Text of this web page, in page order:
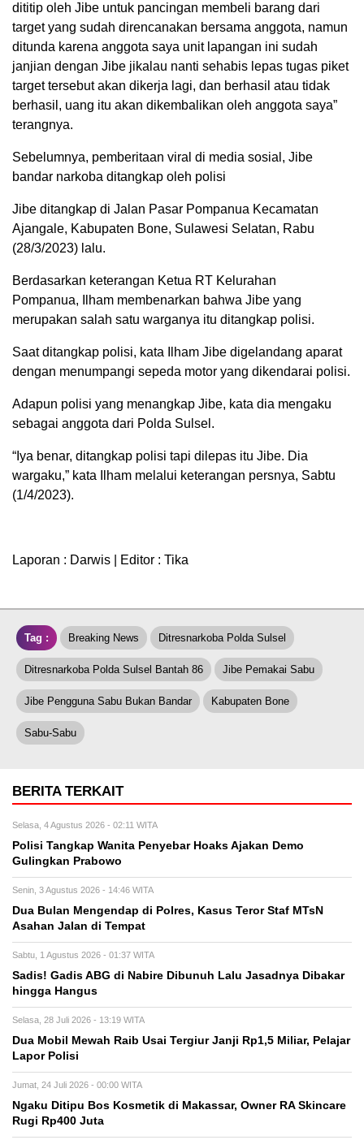
dititip oleh Jibe untuk pancingan membeli barang dari
target yang sudah direncanakan bersama anggota, namun
ditunda karena anggota saya unit lapangan ini sudah
janjian dengan Jibe jikalau nanti sehabis lepas tugas piket
target tersebut akan dikerja lagi, dan berhasil atau tidak
berhasil, uang itu akan dikembalikan oleh anggota saya”
terangnya.
Sebelumnya, pemberitaan viral di media sosial, Jibe
bandar narkoba ditangkap oleh polisi
Jibe ditangkap di Jalan Pasar Pompanua Kecamatan
Ajangale, Kabupaten Bone, Sulawesi Selatan, Rabu
(28/3/2023) lalu.
Berdasarkan keterangan Ketua RT Kelurahan
Pompanua, Ilham membenarkan bahwa Jibe yang
merupakan salah satu warganya itu ditangkap polisi.
Saat ditangkap polisi, kata Ilham Jibe digelandang aparat
dengan menumpangi sepeda motor yang dikendarai polisi.
Adapun polisi yang menangkap Jibe, kata dia mengaku
sebagai anggota dari Polda Sulsel.
“Iya benar, ditangkap polisi tapi dilepas itu Jibe. Dia
wargaku,” kata Ilham melalui keterangan persnya, Sabtu
(1/4/2023).
Laporan : Darwis | Editor : Tika
Tag : Breaking News Ditresnarkoba Polda Sulsel
Ditresnarkoba Polda Sulsel Bantah 86 Jibe Pemakai Sabu
Jibe Pengguna Sabu Bukan Bandar Kabupaten Bone
Sabu-Sabu
BERITA TERKAIT
Selasa, 4 Agustus 2026 - 02:11 WITA
Polisi Tangkap Wanita Penyebar Hoaks Ajakan Demo
Gulingkan Prabowo
Senin, 3 Agustus 2026 - 14:46 WITA
Dua Bulan Mengendap di Polres, Kasus Teror Staf MTsN
Asahan Jalan di Tempat
Sabtu, 1 Agustus 2026 - 01:37 WITA
Sadis! Gadis ABG di Nabire Dibunuh Lalu Jasadnya Dibakar
hingga Hangus
Selasa, 28 Juli 2026 - 13:19 WITA
Dua Mobil Mewah Raib Usai Tergiur Janji Rp1,5 Miliar, Pelajar
Lapor Polisi
Jumat, 24 Juli 2026 - 00:00 WITA
Ngaku Ditipu Bos Kosmetik di Makassar, Owner RA Skincare
Rugi Rp400 Juta